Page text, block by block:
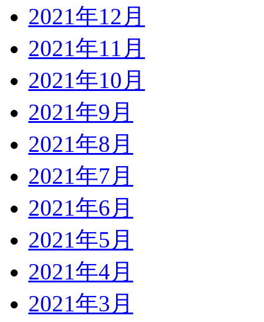
2021年12月
2021年11月
2021年10月
2021年9月
2021年8月
2021年7月
2021年6月
2021年5月
2021年4月
2021年3月